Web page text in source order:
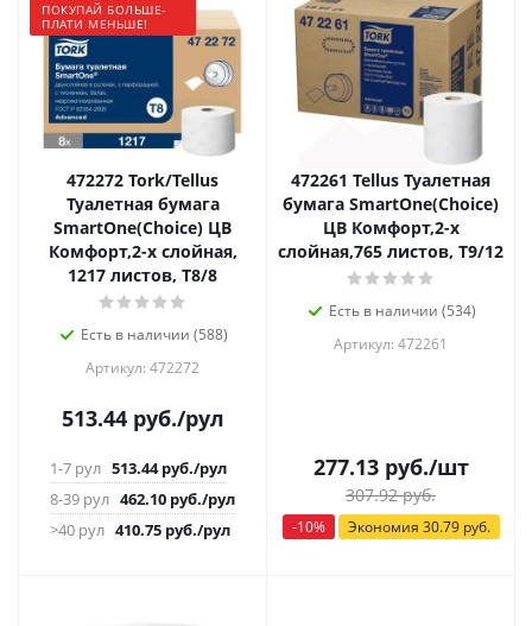
ПОКУПАЙ БОЛЬШЕ-
ПЛАТИ МЕНЬШЕ!
472272 Tork/Tellus
Туалетная бумага
SmartOne(Choice) ЦВ
Комфорт,2-х слойная,
1217 листов, T8/8
Есть в наличии (588)
Артикул: 472272
513.44руб./рул
1-7 рул 513.44руб./рул
8-39 рул 462.10 руб./рул
>40 рул 410.75 руб./рул
472261 Tellus Туалетная
бумага SmartOne(Choice)
ЦВ Комфорт,2-х
слойная,765 листов, Т9/12
Есть в наличии (534)
Артикул: 472261
277.13руб./шт
307.92руб.
-10% Экономия 30.79руб.